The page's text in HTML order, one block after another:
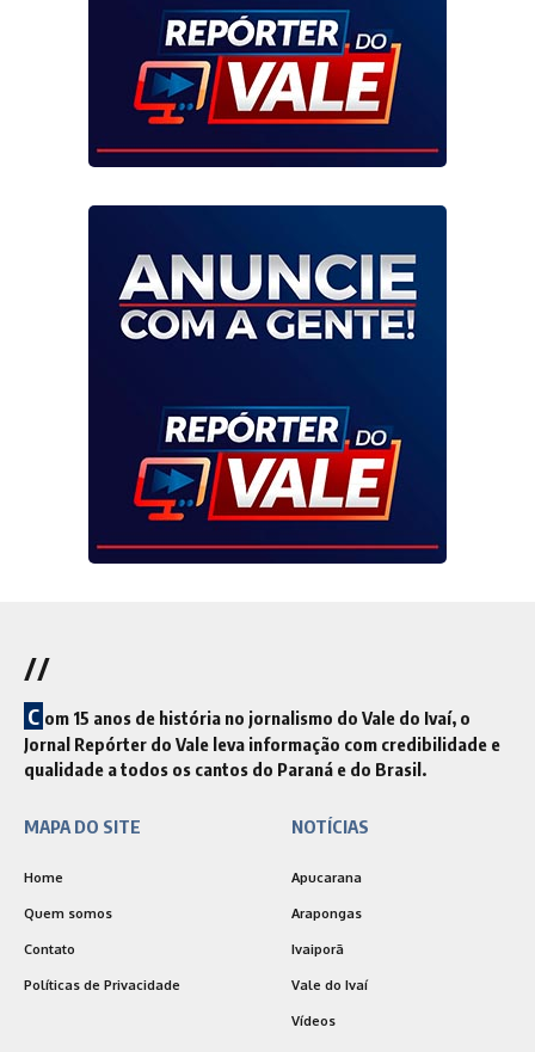
//
C om 15 anos de história no jornalismo do Vale do Ivaí, o
Jornal Repórter do Vale leva informação com credibilidade e
qualidade a todos os cantos do Paraná e do Brasil.
MAPA DO SITE
Home
Quem somos
Contato
Políticas de Privacidade
NOTÍCIAS
Apucarana
Arapongas
Ivaiporã
Vale do Ivaí
Vídeos